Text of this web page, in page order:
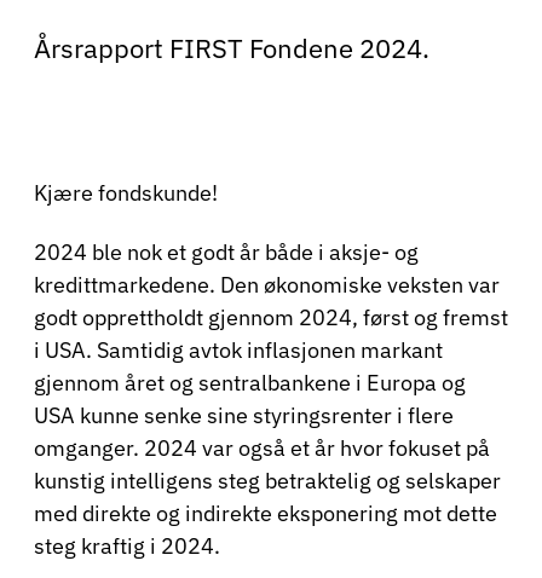
Årsrapport FIRST Fondene 2024.
Kjære fondskunde!
2024 ble nok et godt år både i aksje- og
kredittmarkedene. Den økonomiske veksten var
godt opprettholdt gjennom 2024, først og fremst
i USA. Samtidig avtok inflasjonen markant
gjennom året og sentralbankene i Europa og
USA kunne senke sine styringsrenter i flere
omganger. 2024 var også et år hvor fokuset på
kunstig intelligens steg betraktelig og selskaper
med direkte og indirekte eksponering mot dette
steg kraftig i 2024.